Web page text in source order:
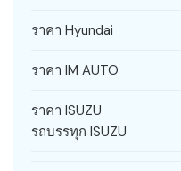
ราคา Hyundai
ราคา IM AUTO
ราคา ISUZU
รถบรรทุก ISUZU